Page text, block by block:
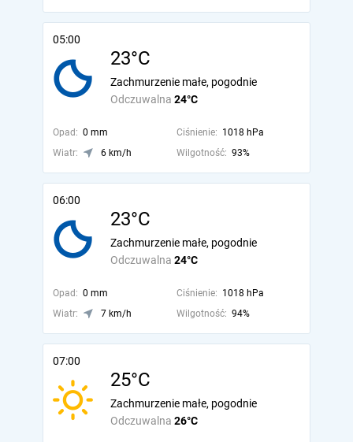
05:00
23°C
Odczuwalna 24°C
Zachmurzenie małe, pogodnie
Opad: 0 mm Ciśnienie: 1018 hPa
Wiatr:
6 km/h Wilgotność: 93%
06:00
23°C
Odczuwalna 24°C
Zachmurzenie małe, pogodnie
Opad: 0 mm Ciśnienie: 1018 hPa
Wiatr:
7 km/h Wilgotność: 94%
07:00
25°C
Odczuwalna 26°C
Zachmurzenie małe, pogodnie